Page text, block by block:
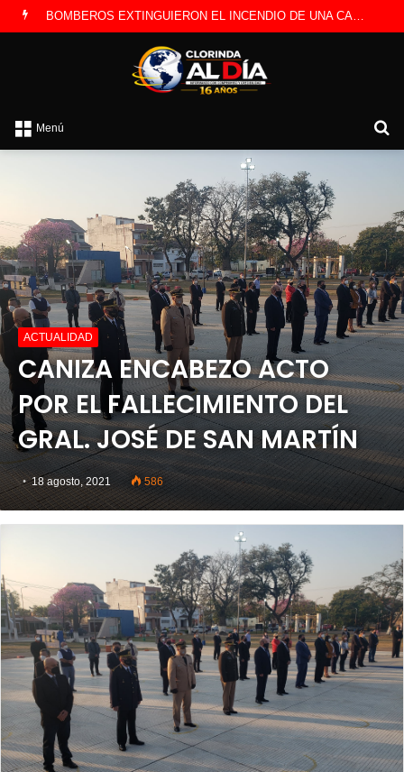
Menú
ACTUALIDAD
CANIZA ENCABEZO ACTO
POR EL FALLECIMIENTO DEL
GRAL. JOSÉ DE SAN MARTÍN
18 agosto, 2021 586